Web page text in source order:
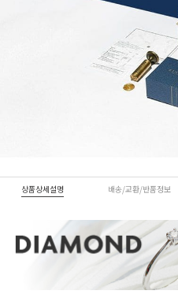
상품상세설명 배송/교환/반품정보